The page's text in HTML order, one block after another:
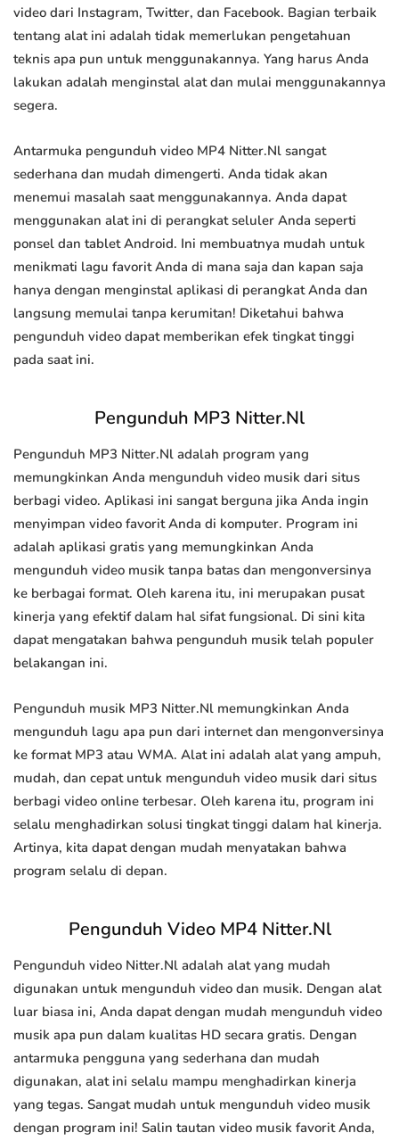
video dari Instagram, Twitter, dan Facebook. Bagian terbaik
tentang alat ini adalah tidak memerlukan pengetahuan
teknis apa pun untuk menggunakannya. Yang harus Anda
lakukan adalah menginstal alat dan mulai menggunakannya
segera.
Antarmuka pengunduh video MP4 Nitter.Nl sangat
sederhana dan mudah dimengerti. Anda tidak akan
menemui masalah saat menggunakannya. Anda dapat
menggunakan alat ini di perangkat seluler Anda seperti
ponsel dan tablet Android. Ini membuatnya mudah untuk
menikmati lagu favorit Anda di mana saja dan kapan saja
hanya dengan menginstal aplikasi di perangkat Anda dan
langsung memulai tanpa kerumitan! Diketahui bahwa
pengunduh video dapat memberikan efek tingkat tinggi
pada saat ini.
Pengunduh MP3 Nitter.Nl
Pengunduh MP3 Nitter.Nl adalah program yang
memungkinkan Anda mengunduh video musik dari situs
berbagi video. Aplikasi ini sangat berguna jika Anda ingin
menyimpan video favorit Anda di komputer. Program ini
adalah aplikasi gratis yang memungkinkan Anda
mengunduh video musik tanpa batas dan mengonversinya
ke berbagai format. Oleh karena itu, ini merupakan pusat
kinerja yang efektif dalam hal sifat fungsional. Di sini kita
dapat mengatakan bahwa pengunduh musik telah populer
belakangan ini.
Pengunduh musik MP3 Nitter.Nl memungkinkan Anda
mengunduh lagu apa pun dari internet dan mengonversinya
ke format MP3 atau WMA. Alat ini adalah alat yang ampuh,
mudah, dan cepat untuk mengunduh video musik dari situs
berbagi video online terbesar. Oleh karena itu, program ini
selalu menghadirkan solusi tingkat tinggi dalam hal kinerja.
Artinya, kita dapat dengan mudah menyatakan bahwa
program selalu di depan.
Pengunduh Video MP4 Nitter.Nl
Pengunduh video Nitter.Nl adalah alat yang mudah
digunakan untuk mengunduh video dan musik. Dengan alat
luar biasa ini, Anda dapat dengan mudah mengunduh video
musik apa pun dalam kualitas HD secara gratis. Dengan
antarmuka pengguna yang sederhana dan mudah
digunakan, alat ini selalu mampu menghadirkan kinerja
yang tegas. Sangat mudah untuk mengunduh video musik
dengan program ini! Salin tautan video musik favorit Anda,